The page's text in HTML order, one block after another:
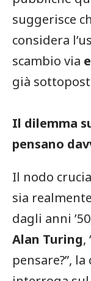
suggerisce
considera
scambio via
già
Il dilemma
pensano
Il nodo
sia
dagli anni
Alan Turing,
pensare?”,